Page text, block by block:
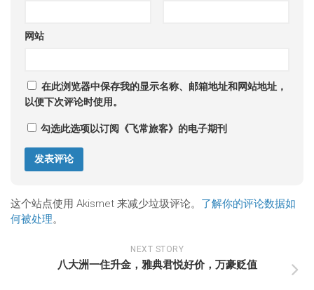
网站
在此浏览器中保存我的显示名称、邮箱地址和网站地址，
以便下次评论时使用。
勾选此选项以订阅《飞常旅客》的电子期刊
这个站点使用 Akismet 来减少垃圾评论。 了解你的评论数据如
何被处理。
NEXT STORY
八大洲一住升金，雅典君悦好价，万豪贬值